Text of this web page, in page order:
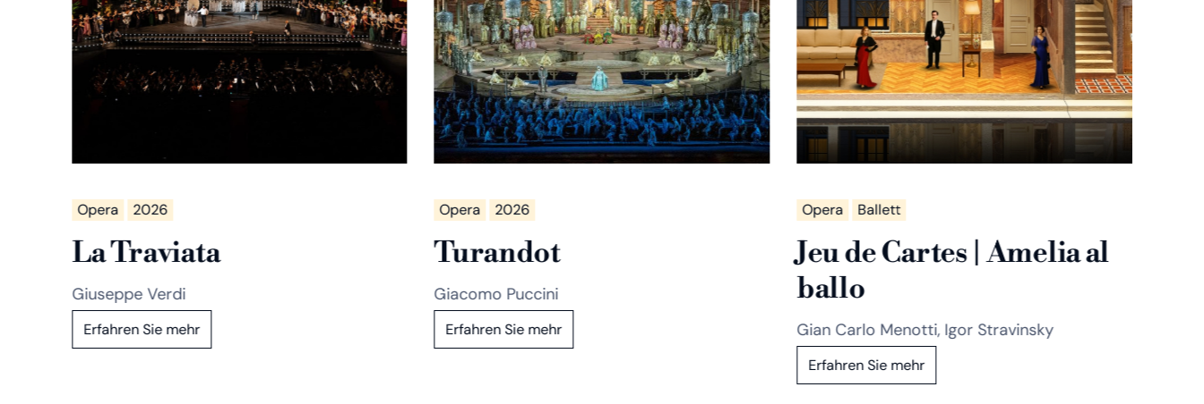
Opera 2026
La Traviata
Giuseppe Verdi
Erfahren Sie mehr
Opera 2026
Turandot
Giacomo Puccini
Erfahren Sie mehr
Opera Ballett
Jeu de Cartes | Amelia al
ballo
Gian Carlo Menotti, Igor Stravinsky
Erfahren Sie mehr